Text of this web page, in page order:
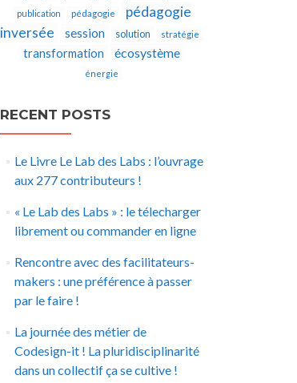
publication pédagogie
pédagogie
inversée
session solution stratégie
transformation écosystème
énergie
RECENT POSTS
Le Livre Le Lab des Labs : l’ouvrage
aux 277 contributeurs !
« Le Lab des Labs » : le télecharger
librement ou commander en ligne
Rencontre avec des facilitateurs-
makers : une préférence à passer
par le faire !
La journée des métier de
Codesign-it ! La pluridisciplinarité
dans un collectif ça se cultive !